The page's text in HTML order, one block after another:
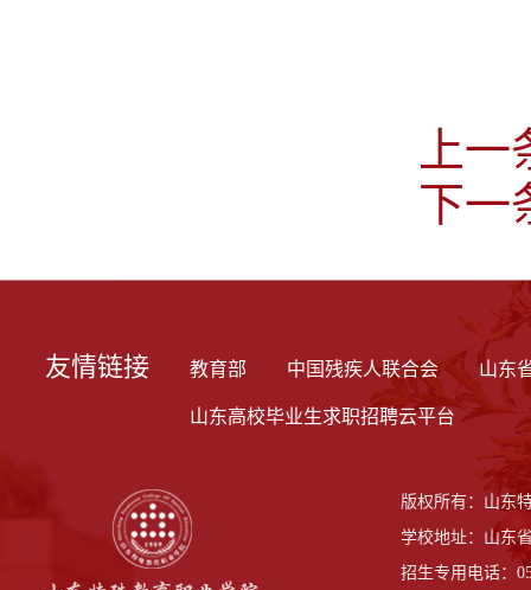
上
下一
友情链接 教育部 中国残疾人联合会 山东
山东高校毕业生求职招聘云平台
版权所有：山
学校地址：山东
招生专用电话：